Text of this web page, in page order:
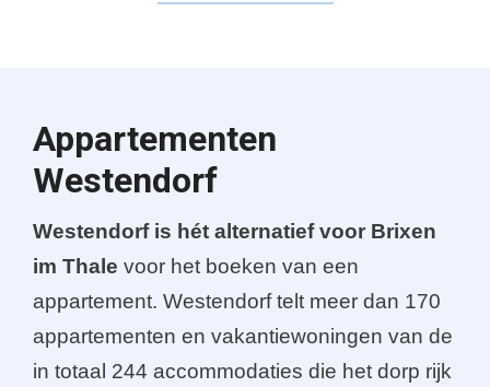
Appartementen
Westendorf
Westendorf is hét alternatief voor Brixen
im Thale voor het boeken van een
appartement. Westendorf telt meer dan 170
appartementen en vakantiewoningen van de
in totaal 244 accommodaties die het dorp rijk